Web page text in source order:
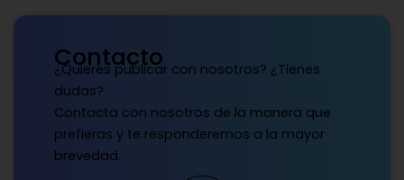
Contacto
¿Quieres publicar con nosotros? ¿Tienes
dudas?
Contacta con nosotros de la manera que
prefieras y te responderemos a la mayor
brevedad.